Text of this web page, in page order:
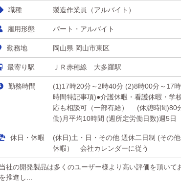
職種 製造作業員（アルバイト）
雇用形態 パート・アルバイト
勤務地 岡山県 岡山市東区
最寄り駅 ＪＲ赤穂線 大多羅駅
勤務時間
(1)17時20分～2時40分 (2)8時00分～17
時間特記事項)●介護休暇・看護休暇・学
応も相談可（一部有給） (休憩時間)80
働)月平均10時間 (週所定労働日数)週5
休日・休暇
(休日)土・日・その他 週休二日制 (その
休暇） 会社カレンダーに従う
当社の開発製品は多くのユーザー様より高い評価を頂い
を推進し...